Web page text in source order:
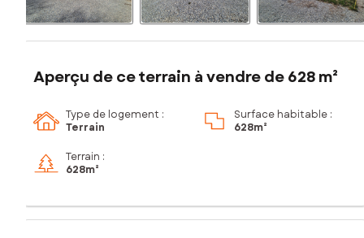
Aperçu de ce terrain à vendre de 628 m²
Type de logement :
Terrain
Surface habitable :
628m²
Terrain :
628m²